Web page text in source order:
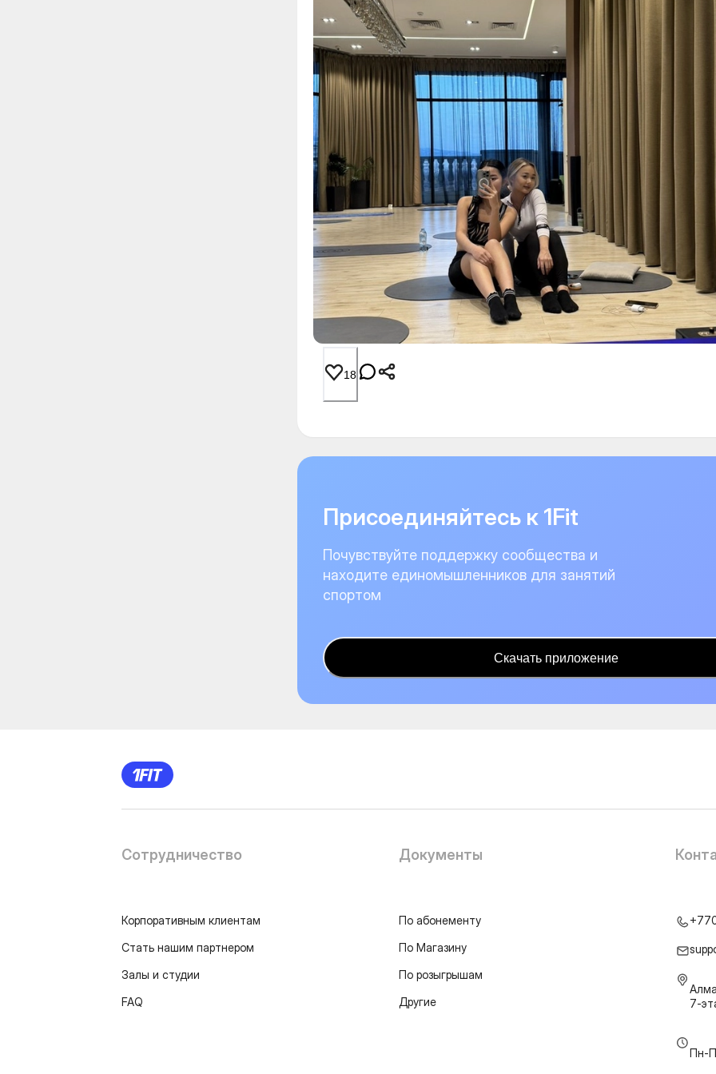
18
Присоединяйтесь к 1Fit
Почувствуйте поддержку сообщества и
находите единомышленников для занятий
спортом
Скачать приложение
Сотрудничество
Корпоративным клиентам
Стать нашим партнером
Залы и студии
FAQ
Документы
По абонементу
По Магазину
По розыгрышам
Другие
7-
Пн-